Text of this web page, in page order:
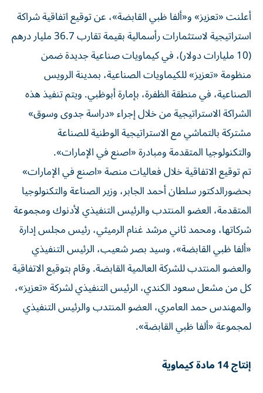
أعلنت «تعزيز» و«ألفا ظبي القابضة»، عن توقيع اتفاقية شراكة
استراتيجية لاستثمارات رأسمالية بقيمة تقارب 36.7 مليار درهم
(10 مليارات دولار)، في كيماويات صناعية جديدة ضمن
منظومة «تعزيز» للكيماويات الصناعية، بمدينة الرويس
الصناعية، في منطقة الظفرة، بإمارة أبوظبي. ويتم تنفيذ هذه
الشراكة الاستراتيجية من خلال إجراء «دراسة جدوى وسوق»
مشتركة بالتماشي مع الاستراتيجية الوطنية للصناعة
والتكنولوجيا المتقدمة ومبادرة «اصنع في الإمارات».
تم توقيع الاتفاقية خلال فعاليات منصة «اصنع في الإمارات»
بحضورالدكتور سلطان أحمد الجابر، وزير الصناعة والتكنولوجيا
المتقدمة، العضو المنتدب والرئيس التنفيذي لأدنوك ومجموعة
شركاتها، ومحمد ثاني مرشد غنام الرميثي، رئيس مجلس إدارة
«ألفا ظبي القابضة»، وسيد بصر شعيب، الرئيس التنفيذي
والعضو المنتدب للشركة العالمية القابضة. وقام بتوقيع الاتفاقية
كل من مشعل سعود الكندي، الرئيس التنفيذي لشركة «تعزيز»،
والمهندس حمد العامري، العضو المنتدب والرئيس التنفيذي
لمجموعة «ألفا ظبي القابضة».
إنتاج 14 مادة كيماوية